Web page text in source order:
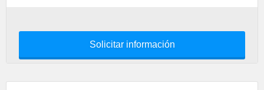
Solicitar información